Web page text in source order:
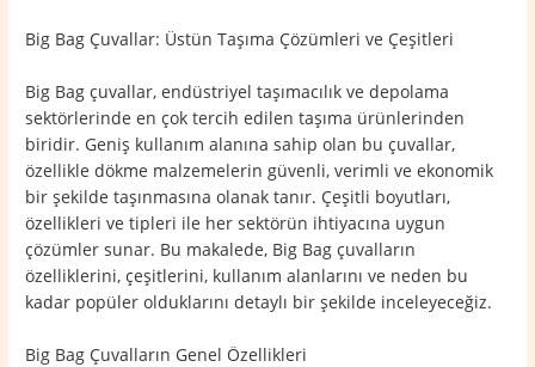
Big Bag Çuvallar: Üstün Taşıma Çözümleri ve Çeşitleri
Big Bag çuvallar, endüstriyel taşımacılık ve depolama
sektörlerinde en çok tercih edilen taşıma ürünlerinden
biridir. Geniş kullanım alanına sahip olan bu çuvallar,
özellikle dökme malzemelerin güvenli, verimli ve ekonomik
bir şekilde taşınmasına olanak tanır. Çeşitli boyutları,
özellikleri ve tipleri ile her sektörün ihtiyacına uygun
çözümler sunar. Bu makalede, Big Bag çuvalların
özelliklerini, çeşitlerini, kullanım alanlarını ve neden bu
kadar popüler olduklarını detaylı bir şekilde inceleyeceğiz.
Big Bag Çuvalların Genel Özellikleri